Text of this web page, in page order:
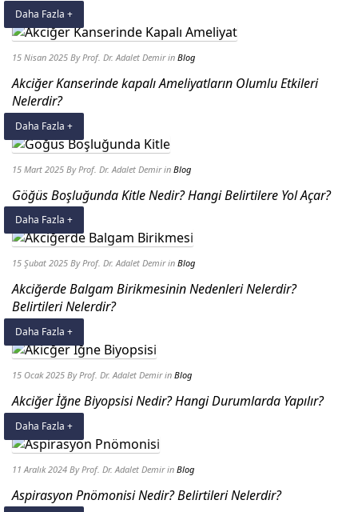
Daha Fazla +
15 Nisan 2025 By Prof. Dr. Adalet Demir in Blog
Akciğer Kanserinde kapalı Ameliyatların Olumlu Etkileri
Nelerdir?
Daha Fazla +
15 Mart 2025 By Prof. Dr. Adalet Demir in Blog
Göğüs Boşluğunda Kitle Nedir? Hangi Belirtilere Yol Açar?
Daha Fazla +
15 Şubat 2025 By Prof. Dr. Adalet Demir in Blog
Akciğerde Balgam Birikmesinin Nedenleri Nelerdir?
Belirtileri Nelerdir?
Daha Fazla +
15 Ocak 2025 By Prof. Dr. Adalet Demir in Blog
Akciğer İğne Biyopsisi Nedir? Hangi Durumlarda Yapılır?
Daha Fazla +
11 Aralık 2024 By Prof. Dr. Adalet Demir in Blog
Aspirasyon Pnömonisi Nedir? Belirtileri Nelerdir?